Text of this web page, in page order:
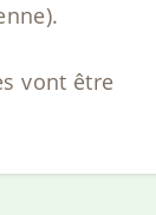
vont être